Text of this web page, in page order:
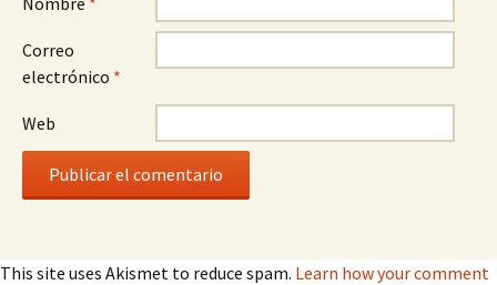
Correo
electrónico *
Web
This site uses Akismet to reduce spam. Learn how your comment